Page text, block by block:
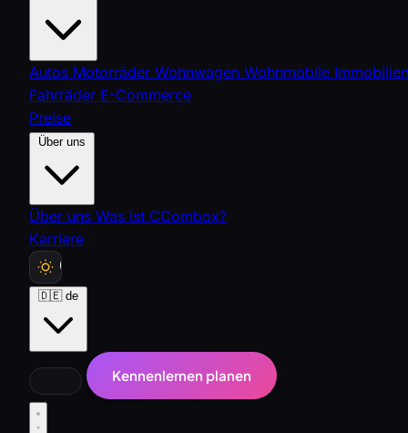
Autos Motorräder Wohnwagen Wohnmobile Immobilien
Fahrräder E-Commerce
Preise
Über uns Was ist CCombox?
Karriere
🇩🇪 de
Kennenlernen planen